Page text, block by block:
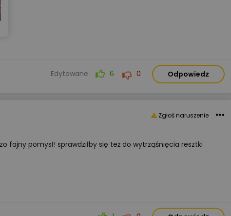
Edytowane 6 0 Odpowiedz
Zgłoś naruszenie
fajny pomysł! sprawdziłby się też do wytrząśnięcia resztki
WIDEOPREZENTACJA Wyświetlono 3 923
ustawiany przez Wi-Fi Zamel exta -